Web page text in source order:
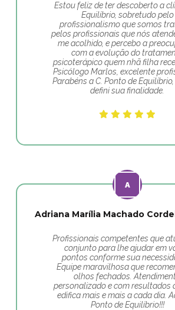
Estou feliz de ter descoberto a
Equilíbrio, sobretudo pelo
profissionalismo que somos
pelos profissionais que nós
me acolhido, e percebo a
com a evolução do
psicoterápico quem nhã filha
Psicólogo Marlos, excelente
Parabéns a C. Ponto de
defini sua finalidade.
Adriana Marília Machado
Profissionais competentes que
conjunto para lhe ajudar em
pontos conforme sua
Equipe maravilhosa que
olhos fechados.
personalizado e com resultados
edifica mais e mais a cada dia.
Ponto de Equilíbrio!!!